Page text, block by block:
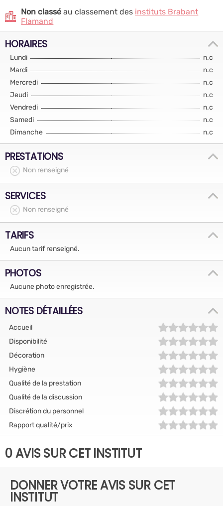
Non classé au classement des instituts Brabant
Flamand
HORAIRES
Lundi
n.c
Mardi
n.c
Mercredi
n.c
Jeudi
n.c
Vendredi
n.c
Samedi
n.c
Dimanche
n.c
PRESTATIONS
Non renseigné
SERVICES
Non renseigné
TARIFS
Aucun tarif renseigné.
PHOTOS
Aucune photo enregistrée.
NOTES DÉTAILLÉES
Accueil
Disponibilité
Décoration
Hygiène
Qualité de la prestation
Qualité de la discussion
Discrétion du personnel
Rapport qualité/prix
0 AVIS SUR CET INSTITUT
DONNER VOTRE AVIS SUR CET
INSTITUT